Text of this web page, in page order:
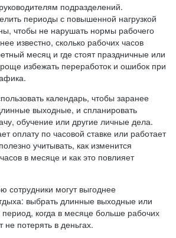
подразделений.
периоды с повышенной нагрузкой
чтобы не нарушать нормы рабочего
известно, сколько рабочих часов
месяц и где стоят праздничные или
избежать переработок и ошибок при
календарь, чтобы заранее
выходные, и спланировать
обучение или другие личные дела.
оплату по часовой ставке или работает
учитывать, как изменится
в месяце и как это повлияет
сотрудники могут выгоднее
выбрать длинные выходные или
период, когда в месяце больше рабочих
потерять в деньгах.